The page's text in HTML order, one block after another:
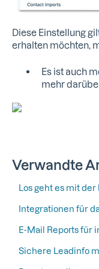
Diese Einstellung
erhalten möchten,
Es ist auch
mehr
Verwandte
Los geht es mit
Integrationen für
E-Mail Reports für
Sichere Leadinfo